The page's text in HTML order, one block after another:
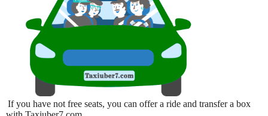
If you have not free seats, you can offer a ride and transfer a box